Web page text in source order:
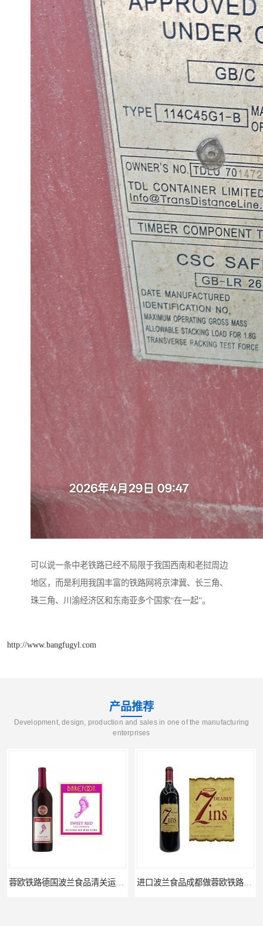
可以说一条中老铁路已经不局限于我国西南和老挝周边
地区，而是利用我国丰富的铁路网将京津冀、长三角、
珠三角、川渝经济区和东南亚多个国家“在一起”。
http://www.bangfugyl.com
产品推荐
Development, design, production and sales in one of the manufacturing
enterprises